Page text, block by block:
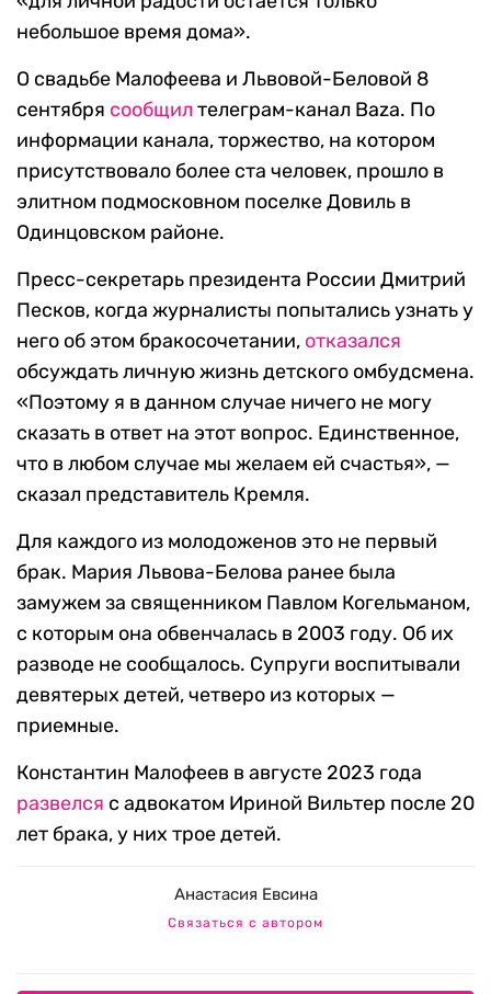
небольшое время дома».
О свадьбе Малофеева и Львовой-Беловой 8
сентября сообщил телеграм-канал Baza. По
информации канала, торжество, на котором
присутствовало более ста человек, прошло в
элитном подмосковном поселке Довиль в
Одинцовском районе.
Пресс-секретарь президента России Дмитрий
Песков, когда журналисты попытались узнать у
него об этом бракосочетании, отказался
обсуждать личную жизнь детского омбудсмена.
«Поэтому я в данном случае ничего не могу
сказать в ответ на этот вопрос. Единственное,
что в любом случае мы желаем ей счастья», —
сказал представитель Кремля.
Для каждого из молодоженов это не первый
брак. Мария Львова-Белова ранее была
замужем за священником Павлом Когельманом,
с которым она обвенчалась в 2003 году. Об их
разводе не сообщалось. Супруги воспитывали
девятерых детей, четверо из которых —
приемные.
Константин Малофеев в августе 2023 года
развелся с адвокатом Ириной Вильтер после 20
лет брака, у них трое детей.
Анастасия Евсина
Связаться с автором